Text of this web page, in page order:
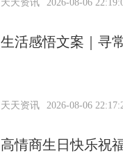
天天资讯 2026-08-06
生活感悟文案｜寻
天天资讯 2026-08-06
高情商生日快乐祝